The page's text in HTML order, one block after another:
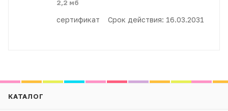
2,2 мб
сертификат Срок действия: 16.03.2031
КАТАЛОГ